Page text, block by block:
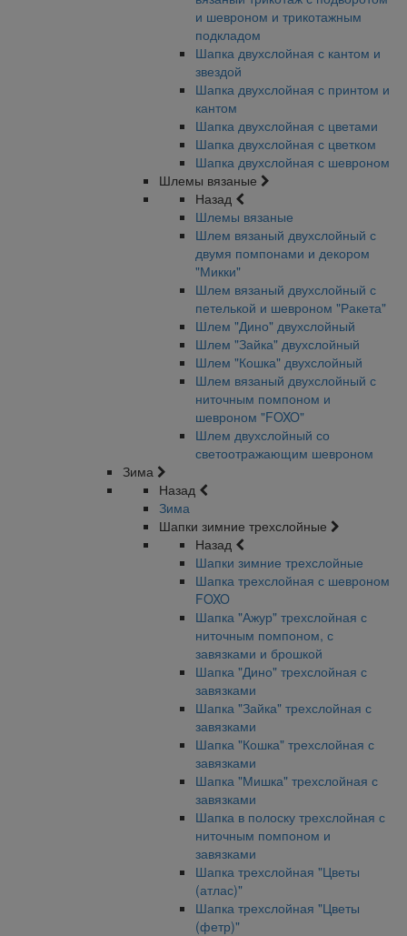
и шевроном и трикотажным
подкладом
Шапка двухслойная с кантом и
звездой
Шапка двухслойная с принтом и
кантом
Шапка двухслойная с цветами
Шапка двухслойная с цветком
Шапка двухслойная с шевроном
Шлемы вязаные
Назад
Шлемы вязаные
Шлем вязаный двухслойный с
двумя помпонами и декором
"Микки"
Шлем вязаный двухслойный с
петелькой и шевроном "Ракета"
Шлем "Дино" двухслойный
Шлем "Зайка" двухслойный
Шлем "Кошка" двухслойный
Шлем вязаный двухслойный с
ниточным помпоном и
шевроном "FOXO"
Шлем двухслойный со
светоотражающим шевроном
Зима
Назад
Зима
Шапки зимние трехслойные
Назад
Шапки зимние трехслойные
Шапка трехслойная с шевроном
FOXO
Шапка "Ажур" трехслойная с
ниточным помпоном, с
завязками и брошкой
Шапка "Дино" трехслойная с
завязками
Шапка "Зайка" трехслойная с
завязками
Шапка "Кошка" трехслойная с
завязками
Шапка "Мишка" трехслойная с
завязками
Шапка в полоску трехслойная с
ниточным помпоном и
завязками
Шапка трехслойная "Цветы
(атлас)"
Шапка трехслойная "Цветы
(фетр)"